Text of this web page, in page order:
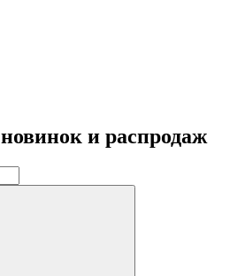
новинок и распродаж